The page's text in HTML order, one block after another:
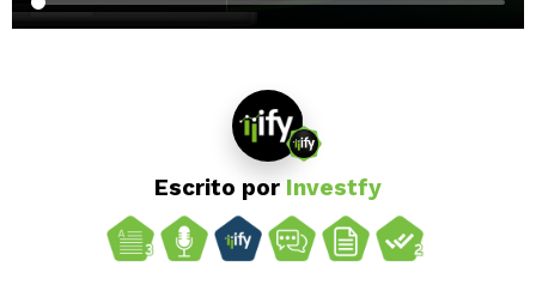
Escrito por Investfy